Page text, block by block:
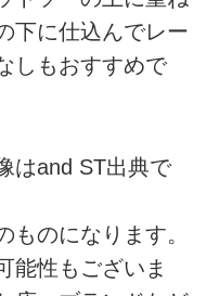
下に仕込んでレー
しもおすすめで
はand ST出典で
のになります。
能性もございま